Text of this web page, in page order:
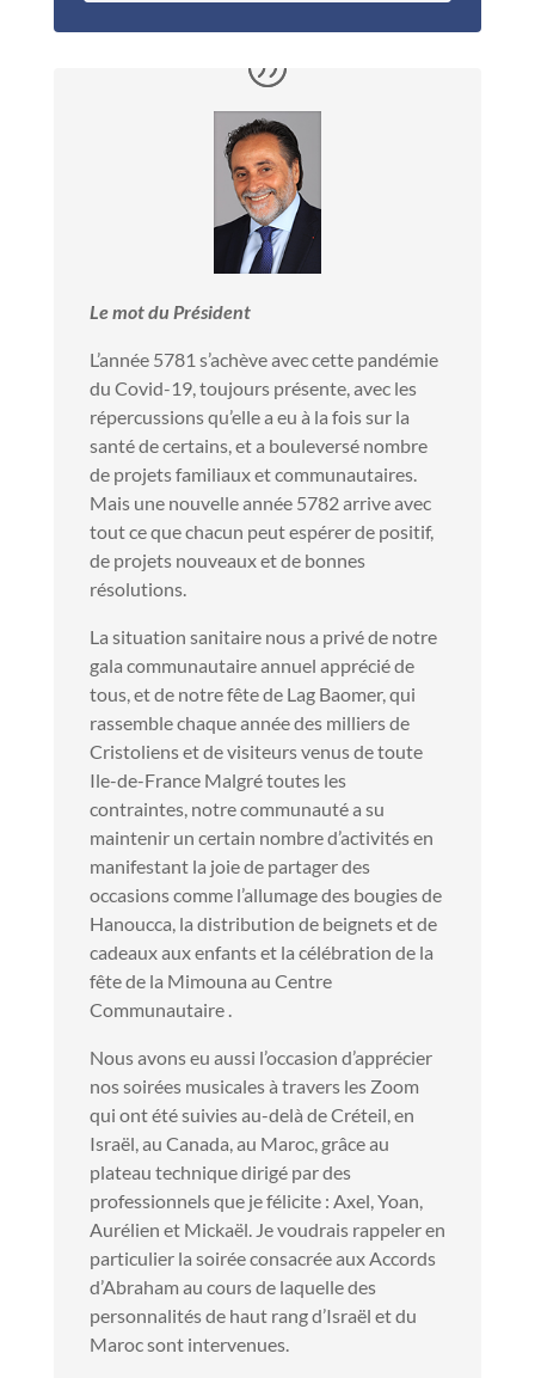
Le mot du Président
L’année 5781 s’achève avec cette pandémie
du Covid-19, toujours présente, avec les
répercussions qu’elle a eu à la fois sur la
santé de certains, et a bouleversé nombre
de projets familiaux et communautaires.
Mais une nouvelle année 5782 arrive avec
tout ce que chacun peut espérer de positif,
de projets nouveaux et de bonnes
résolutions.
La situation sanitaire nous a privé de notre
gala communautaire annuel apprécié de
tous, et de notre fête de Lag Baomer, qui
rassemble chaque année des milliers de
Cristoliens et de visiteurs venus de toute
Ile-de-France Malgré toutes les
contraintes, notre communauté a su
maintenir un certain nombre d’activités en
manifestant la joie de partager des
occasions comme l’allumage des bougies de
Hanoucca, la distribution de beignets et de
cadeaux aux enfants et la célébration de la
fête de la Mimouna au Centre
Communautaire .
Nous avons eu aussi l’occasion d’apprécier
nos soirées musicales à travers les Zoom
qui ont été suivies au-delà de Créteil, en
Israël, au Canada, au Maroc, grâce au
plateau technique dirigé par des
professionnels que je félicite : Axel, Yoan,
Aurélien et Mickaël. Je voudrais rappeler en
particulier la soirée consacrée aux Accords
d’Abraham au cours de laquelle des
personnalités de haut rang d’Israël et du
Maroc sont intervenues.